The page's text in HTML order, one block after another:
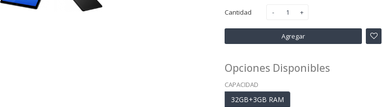
Cantidad
Agregar
Opciones Disponibles
CAPACIDAD
32GB+3GB RAM